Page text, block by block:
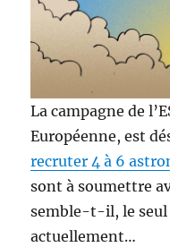
La campagne de
Européenne, est
recruter 4 à 6
sont à soumettre
semble-t-il, le seul
actuellement…